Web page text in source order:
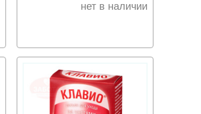
нет в наличии